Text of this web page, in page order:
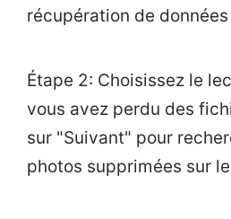
récupération de
Étape 2: Choisissez le
vous avez perdu des
sur "Suivant" pour
photos supprimées sur